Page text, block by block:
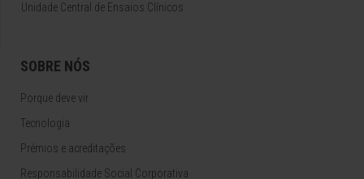
Unidade Central de Ensaios Clínicos
SOBRE NÓS
Porque deve vir
Tecnologia
Prémios e acreditações
Responsabilidade Social Corporativa